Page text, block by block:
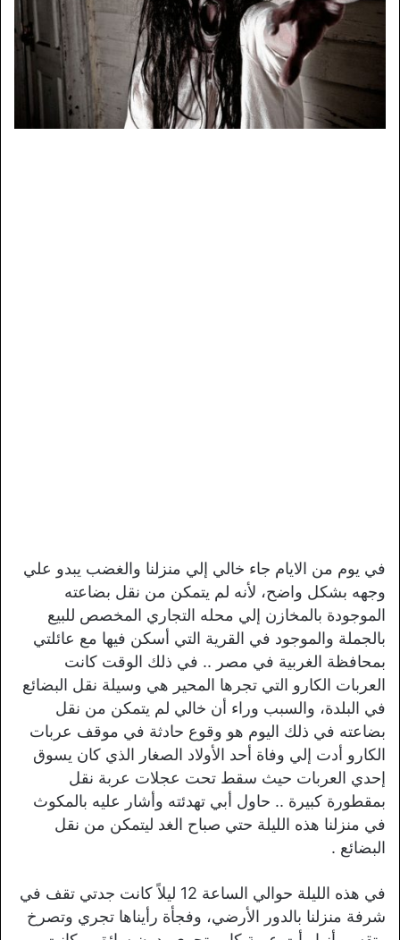
في يوم من الايام جاء خالي إلي منزلنا والغضب يبدو علي
وجهه بشكل واضح، لأنه لم يتمكن من نقل بضاعته
الموجودة بالمخازن إلي محله التجاري المخصص للبيع
بالجملة والموجود في القرية التي أسكن فيها مع عائلتي
بمحافظة الغربية في مصر .. في ذلك الوقت كانت
العربات الكارو التي تجرها المحير هي وسيلة نقل البضائع
في البلدة، والسبب وراء أن خالي لم يتمكن من نقل
بضاعته في ذلك اليوم هو وقوع حادثة في موقف عربات
الكارو أدت إلي وفاة أحد الأولاد الصغار الذي كان يسوق
إحدي العربات حيث سقط تحت عجلات عربة نقل
بمقطورة كبيرة .. حاول أبي تهدئته وأشار عليه بالمكوث
في منزلنا هذه الليلة حتي صباح الغد ليتمكن من نقل
البضائع .
في هذه الليلة حوالي الساعة 12 ليلاً كانت جدتي تقف في
شرفة منزلنا بالدور الأرضي، وفجأة رأيناها تجري وتصرخ